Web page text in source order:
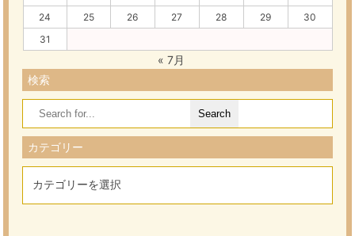
24
25 26 27 28 29
30
31
« 7月
検索
Search
for:
カテゴリー